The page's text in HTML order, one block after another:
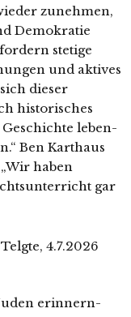
zuneh­men,
Demokratie
ste­ti­ge
und akti­ves
die­ser
his­to­ri­sches
Geschichte leben­
Ben Karthaus
haben
gar
4.7.2026
erin­nern­